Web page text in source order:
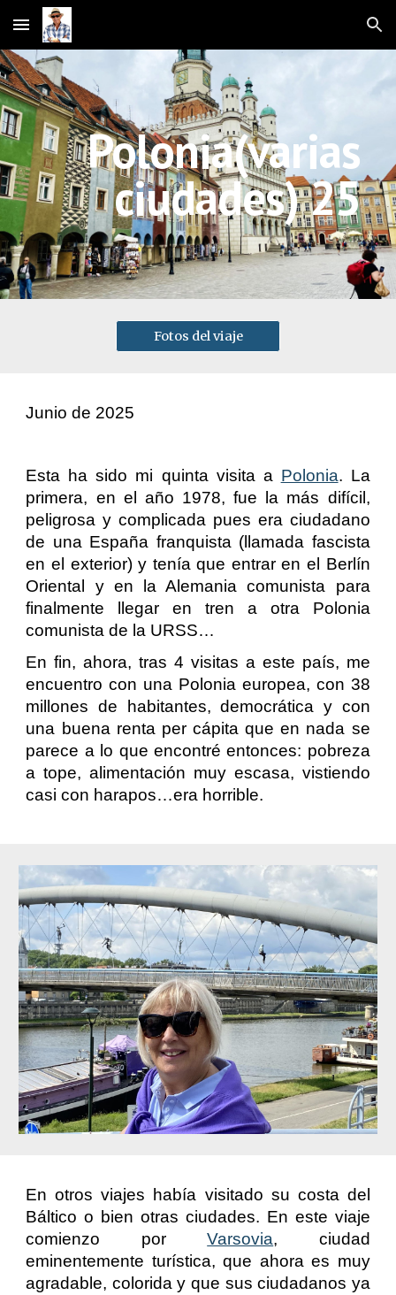
Skip to main content Skip to navigation
Polonia(varias
ciudades) 25
Fotos del viaje
Junio de 2025
Esta ha sido mi quinta visita a Polonia. La
primera, en el año 1978, fue la más difícil,
peligrosa y complicada pues era ciudadano
de una España franquista (llamada fascista
en el exterior) y tenía que entrar en el Berlín
Oriental y en la Alemania comunista para
finalmente llegar en tren a otra Polonia
comunista de la URSS…
En fin, ahora, tras 4 visitas a este país, me
encuentro con una Polonia europea, con 38
millones de habitantes, democrática y con
una buena renta per cápita que en nada se
parece a lo que encontré entonces: pobreza
a tope, alimentación muy escasa, vistiendo
casi con harapos…era horrible.
En otros viajes había visitado su costa del
Báltico o bien otras ciudades. En este viaje
comienzo por
Varsovia, ciudad
eminentemente turística, que ahora es muy
agradable, colorida y que sus ciudadanos ya